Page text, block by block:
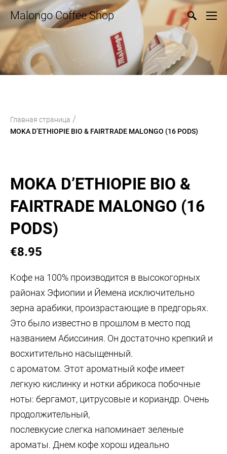
Malongo Coffee Shop
Главная страница /
MOKA D’ETHIOPIE BIO & FAIRTRADE MALONGO (16 PODS)
MOKA D’ETHIOPIE BIO &
FAIRTRADE MALONGO (16
PODS)
€8.95
Кофе на 100% производится в высокогорных
районах Эфиопии и Йемена исключительно
зерна арабики, произрастающие в предгорьях.
Это было известно в прошлом в место под
названием Абиссиния. Он достаточно крепкий и
восхитительно насыщенный.
с ароматом. Этот ароматный кофе имеет
легкую кислинку и нотки абрикоса побочные
ноты: бергамот, цитрусовые и кориандр. Очень
продолжительный,
послевкусие слегка напоминает зеленые
ароматы. Днем кофе хорош идеально